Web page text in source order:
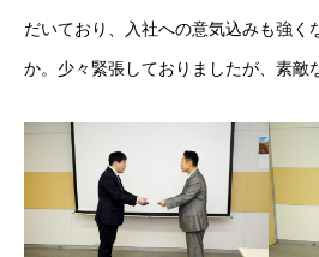
だいており、入社への意気込みも強く
か。少々緊張しておりましたが、素敵